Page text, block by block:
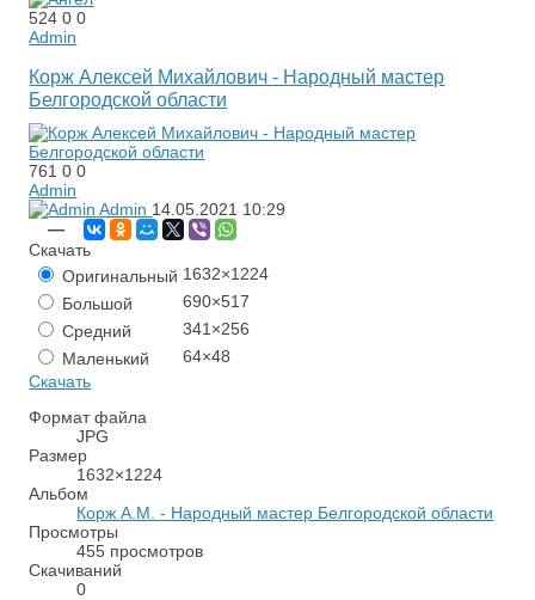
52400
Admin
Корж Алексей Михайлович - Народный мастер
Белгородской области
76100
Admin
Admin 14.05.2021 10:29
—
Скачать
Оригинальный 1632×1224
Большой
690×517
Средний
341×256
Маленький
64×48
Скачать
Формат файла
JPG
Размер
1632×1224
Альбом
Корж А.М. - Народный мастер Белгородской области
Просмотры
455 просмотров
Скачиваний
0